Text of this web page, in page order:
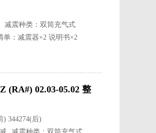
减震种类：双筒充气式
单：减震器×2 说明书×2
(RA#) 02.03-05.02 整
) 344274(后)